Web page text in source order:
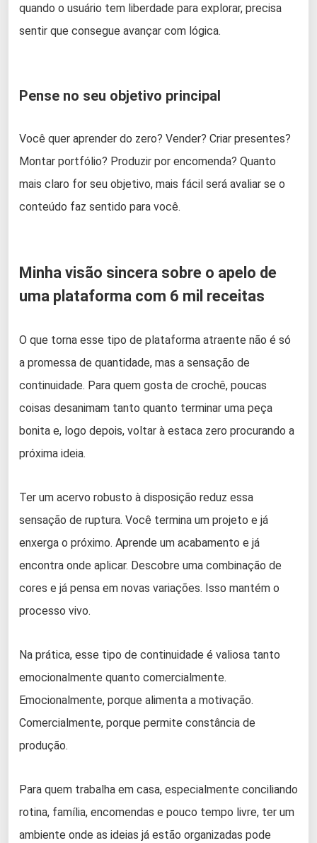
quando o usuário tem liberdade para explorar, precisa
sentir que consegue avançar com lógica.
Pense no seu objetivo principal
Você quer aprender do zero? Vender? Criar presentes?
Montar portfólio? Produzir por encomenda? Quanto
mais claro for seu objetivo, mais fácil será avaliar se o
conteúdo faz sentido para você.
Minha visão sincera sobre o apelo de
uma plataforma com 6 mil receitas
O que torna esse tipo de plataforma atraente não é só
a promessa de quantidade, mas a sensação de
continuidade. Para quem gosta de crochê, poucas
coisas desanimam tanto quanto terminar uma peça
bonita e, logo depois, voltar à estaca zero procurando a
próxima ideia.
Ter um acervo robusto à disposição reduz essa
sensação de ruptura. Você termina um projeto e já
enxerga o próximo. Aprende um acabamento e já
encontra onde aplicar. Descobre uma combinação de
cores e já pensa em novas variações. Isso mantém o
processo vivo.
Na prática, esse tipo de continuidade é valiosa tanto
emocionalmente quanto comercialmente.
Emocionalmente, porque alimenta a motivação.
Comercialmente, porque permite constância de
produção.
Para quem trabalha em casa, especialmente conciliando
rotina, família, encomendas e pouco tempo livre, ter um
ambiente onde as ideias já estão organizadas pode